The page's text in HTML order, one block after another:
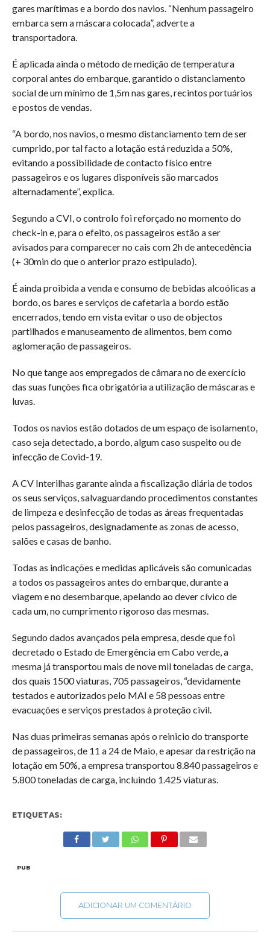
gares marítimas e a bordo dos navios. “Nenhum passageiro
embarca sem a máscara colocada”, adverte a
transportadora.
É aplicada ainda o método de medição de temperatura
corporal antes do embarque, garantido o distanciamento
social de um mínimo de 1,5m nas gares, recintos portuários
e postos de vendas.
“A bordo, nos navios, o mesmo distanciamento tem de ser
cumprido, por tal facto a lotação está reduzida a 50%,
evitando a possibilidade de contacto físico entre
passageiros e os lugares disponíveis são marcados
alternadamente”, explica.
Segundo a CVI, o controlo foi reforçado no momento do
check-in e, para o efeito, os passageiros estão a ser
avisados para comparecer no cais com 2h de antecedência
(+ 30min do que o anterior prazo estipulado).
É ainda proibida a venda e consumo de bebidas alcoólicas a
bordo, os bares e serviços de cafetaria a bordo estão
encerrados, tendo em vista evitar o uso de objectos
partilhados e manuseamento de alimentos, bem como
aglomeração de passageiros.
No que tange aos empregados de câmara no de exercício
das suas funções fica obrigatória a utilização de máscaras e
luvas.
Todos os navios estão dotados de um espaço de isolamento,
caso seja detectado, a bordo, algum caso suspeito ou de
infecção de Covid-19.
A CV Interilhas garante ainda a fiscalização diária de todos
os seus serviços, salvaguardando procedimentos constantes
de limpeza e desinfecção de todas as áreas frequentadas
pelos passageiros, designadamente as zonas de acesso,
salões e casas de banho.
Todas as indicações e medidas aplicáveis são comunicadas
a todos os passageiros antes do embarque, durante a
viagem e no desembarque, apelando ao dever cívico de
cada um, no cumprimento rigoroso das mesmas.
Segundo dados avançados pela empresa, desde que foi
decretado o Estado de Emergência em Cabo verde, a
mesma já transportou mais de nove mil toneladas de carga,
dos quais 1500 viaturas, 705 passageiros, “devidamente
testados e autorizados pelo MAI e 58 pessoas entre
evacuações e serviços prestados à proteção civil.
Nas duas primeiras semanas após o reinicio do transporte
de passageiros, de 11 a 24 de Maio, e apesar da restrição na
lotação em 50%, a empresa transportou 8.840 passageiros e
5.800 toneladas de carga, incluindo 1.425 viaturas.
ETIQUETAS:
PUB
ADICIONAR UM COMENTÁRIO